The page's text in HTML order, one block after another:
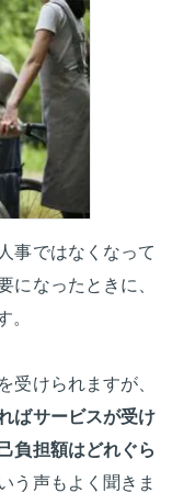
事ではなくなって
になったときに、
。
受けられますが、
ばサービスが受け
負担額はどれぐら
う声もよく聞きま